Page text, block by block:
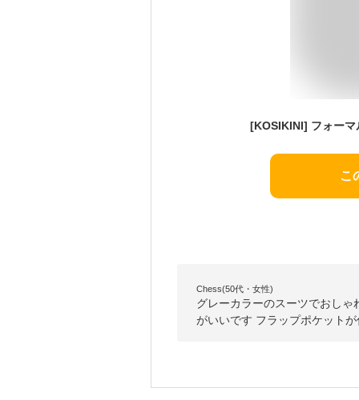
こ
Chess(50代・女性)
グレーカラーのスーツでおし
がいいです フラップポケット